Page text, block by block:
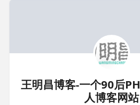
王明昌博客-一个90后
人博客网站